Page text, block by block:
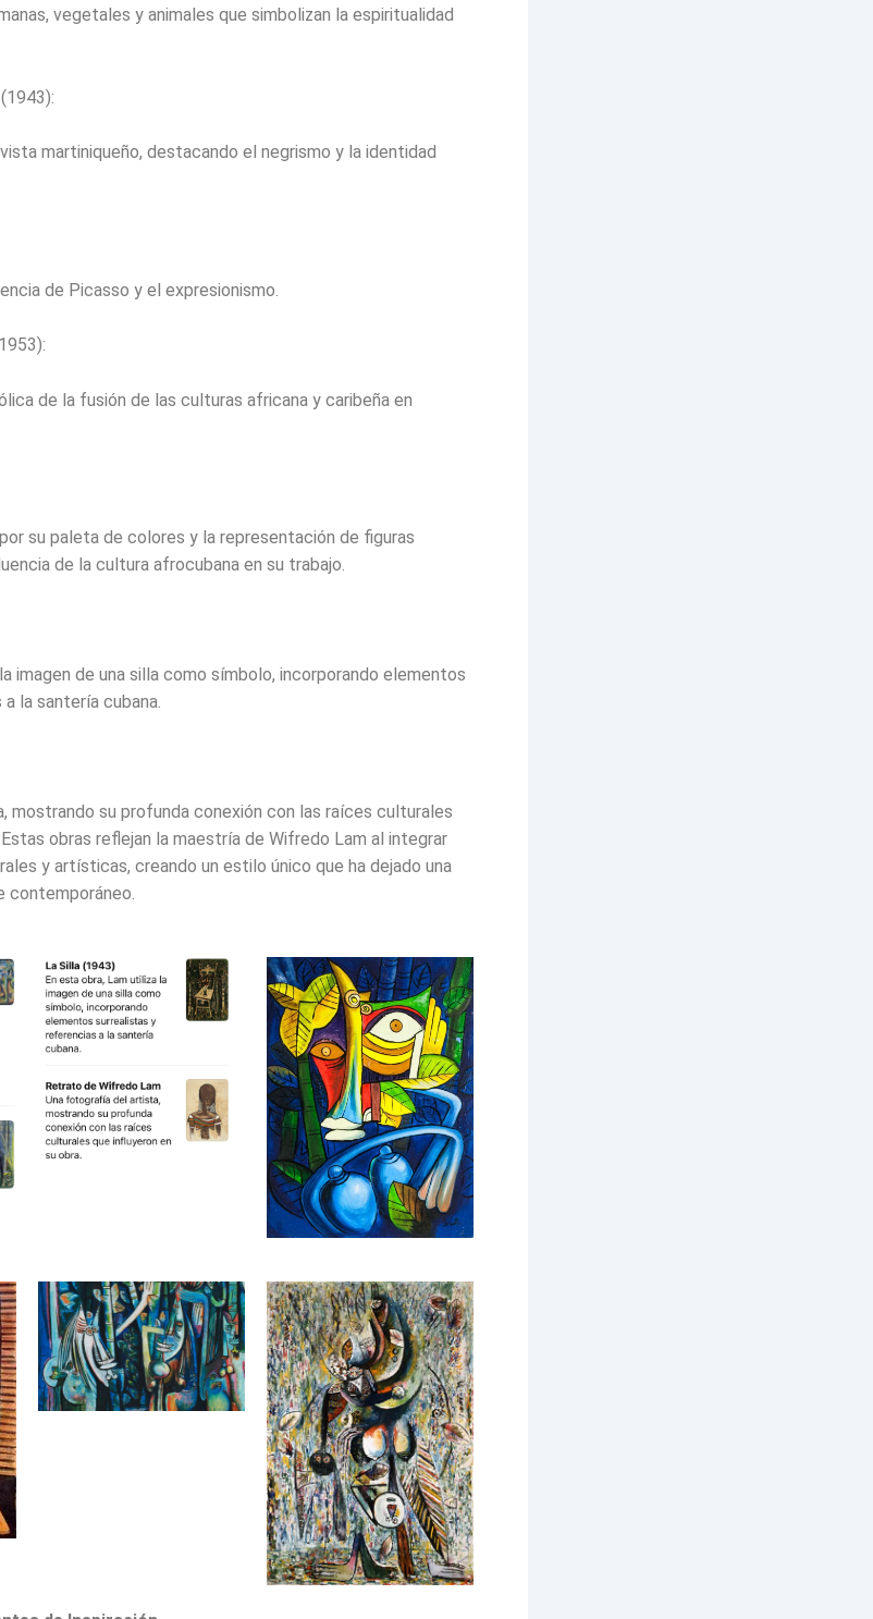
vegetales y animales que simbolizan la espiritualidad
martiniqueño, destacando el negrismo y la identidad
de Picasso y el expresionismo.
de la fusión de las culturas africana y caribeña en
su paleta de colores y la representación de figuras
de la cultura afrocubana en su trabajo.
imagen de una silla como símbolo, incorporando elementos
la santería cubana.
mostrando su profunda conexión con las raíces culturales
obras reflejan la maestría de Wifredo Lam al integrar
y artísticas, creando un estilo único que ha dejado una
contemporáneo.